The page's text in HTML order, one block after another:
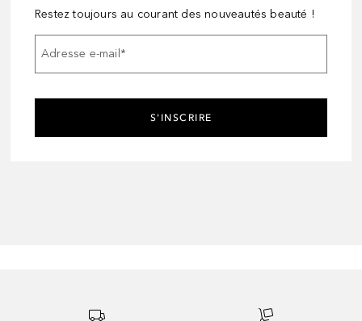
Restez toujours au courant des nouveautés beauté !
Adresse e-mail*
S'INSCRIRE